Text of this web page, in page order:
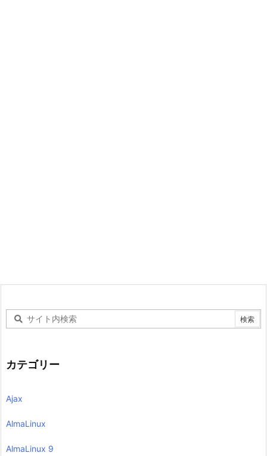
カテゴリー
Ajax
AlmaLinux
AlmaLinux 9